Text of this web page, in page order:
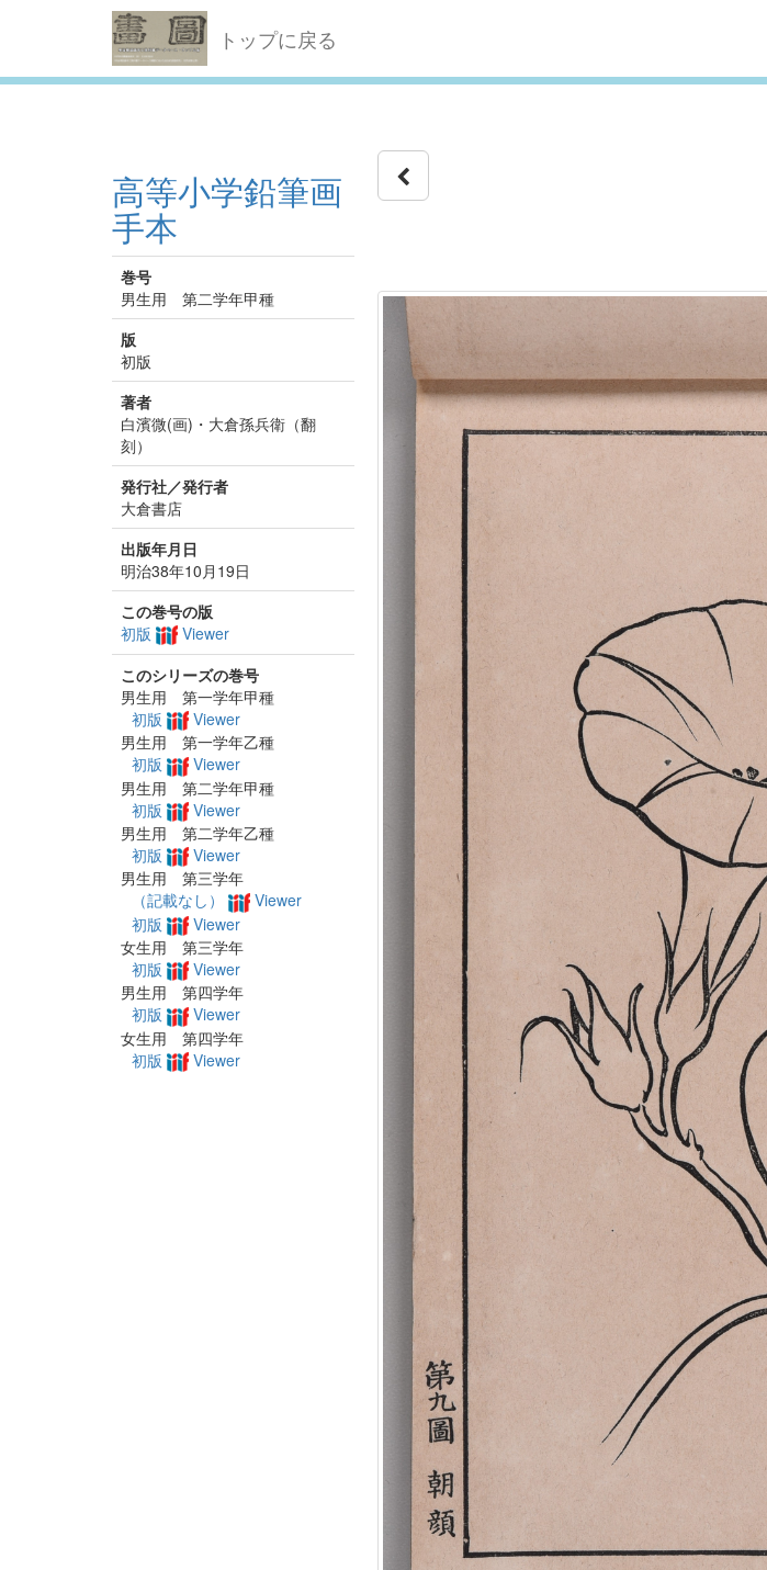
トップに戻る
高等小学鉛筆画
手本
巻号
男生用 第二学年甲種
版
初版
著者
白濱微(画)・大倉孫兵衛（翻
刻）
発行社／発行者
大倉書店
出版年月日
明治38年10月19日
この巻号の版
初版
Viewer
このシリーズの巻号
男生用 第一学年甲種
初版
Viewer
男生用 第一学年乙種
初版
Viewer
男生用 第二学年甲種
初版
Viewer
男生用 第二学年乙種
初版
Viewer
男生用 第三学年
（記載なし）
Viewer
初版
Viewer
女生用 第三学年
初版
Viewer
男生用 第四学年
初版
Viewer
女生用 第四学年
初版
Viewer